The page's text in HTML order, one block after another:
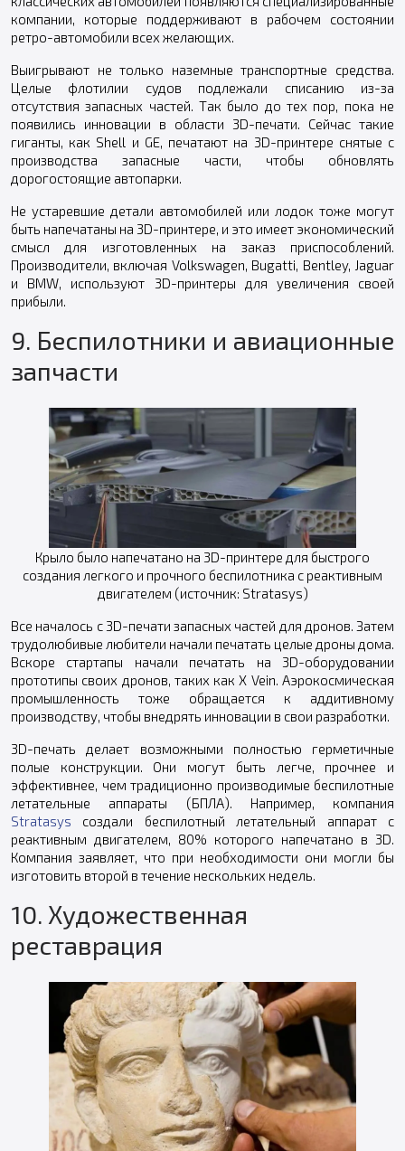
компании, которые поддерживают в рабочем состоянии
ретро-автомобили всех желающих.
Выигрывают не только наземные транспортные средства.
Целые флотилии судов подлежали списанию из-за
отсутствия запасных частей. Так было до тех пор, пока не
появились инновации в области 3D-печати. Сейчас такие
гиганты, как Shell и GE, печатают на 3D-принтере снятые с
производства запасные части, чтобы обновлять
дорогостоящие автопарки.
Не устаревшие детали автомобилей или лодок тоже могут
быть напечатаны на 3D-принтере, и это имеет экономический
смысл для изготовленных на заказ приспособлений.
Производители, включая Volkswagen, Bugatti, Bentley, Jaguar
и BMW, используют 3D-принтеры для увеличения своей
прибыли.
9. Беспилотники и авиационные
запчасти
Крыло было напечатано на 3D-принтере для быстрого
создания легкого и прочного беспилотника с реактивным
двигателем (источник: Stratasys)
Все началось с 3D-печати запасных частей для дронов. Затем
трудолюбивые любители начали печатать целые дроны дома.
Вскоре стартапы начали печатать на 3D-оборудовании
прототипы своих дронов, таких как X Vein. Аэрокосмическая
промышленность тоже обращается к аддитивному
производству, чтобы внедрять инновации в свои разработки.
3D-печать делает возможными полностью герметичные
полые конструкции. Они могут быть легче, прочнее и
эффективнее, чем традиционно производимые беспилотные
летательные аппараты (БПЛА). Например, компания
Stratasys создали беспилотный летательный аппарат с
реактивным двигателем, 80% которого напечатано в 3D.
Компания заявляет, что при необходимости они могли бы
изготовить второй в течение нескольких недель.
10. Художественная
реставрация